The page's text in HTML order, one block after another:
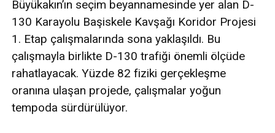
Büyükakın’ın seçim beyannamesinde yer alan D-
130 Karayolu Başiskele Kavşağı Koridor Projesi
1. Etap çalışmalarında sona yaklaşıldı. Bu
çalışmayla birlikte D-130 trafiği önemli ölçüde
rahatlayacak. Yüzde 82 fiziki gerçekleşme
oranına ulaşan projede, çalışmalar yoğun
tempoda sürdürülüyor.